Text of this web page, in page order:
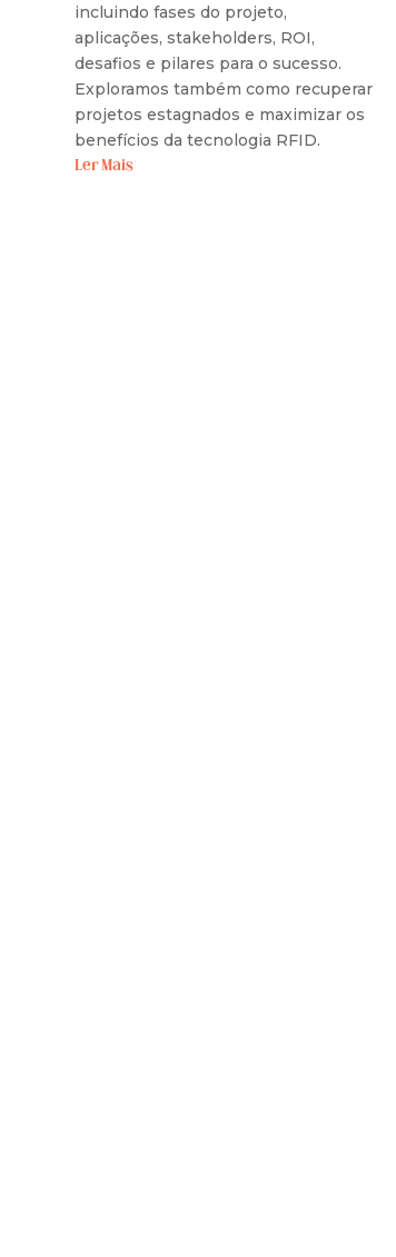
incluindo fases do projeto,
aplicações, stakeholders, ROI,
desafios e pilares para o sucesso.
Exploramos também como recuperar
projetos estagnados e maximizar os
benefícios da tecnologia RFID.
Ler Mais